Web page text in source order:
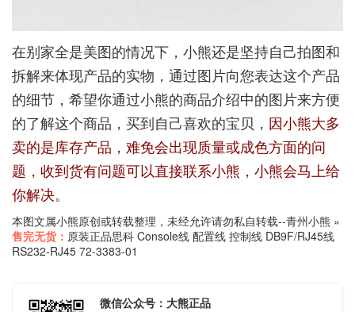
在别家全是美图的情况下，小熊还是坚持自己拍图和
拆解来体现产品的实物，通过图片向您表达这个产品
的细节，希望你通过小熊的商品介绍中的图片来方便
的了解这个商品，买到自己喜欢的宝贝， 因小熊大多
卖的是库存产品，难免会出现质量或成色方面的问
题，收到货有问题可以直接联系小熊，小熊会马上给
你解决。
本图文属小熊原创或转载整理，未经允许请勿私自转载--青州小熊 »
售完无货： 原装正品思科 Console线 配置线 控制线 DB9F/RJ45线
RS232-RJ45 72-3383-01
微信公众号：大熊正品